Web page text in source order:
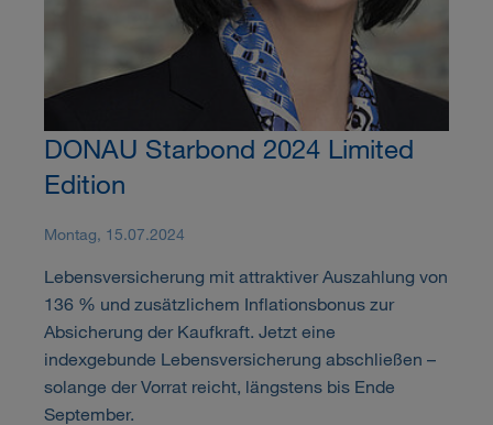
DONAU Starbond 2024 Limited
Edition
Montag, 15.07.2024
Lebensversicherung mit attraktiver Auszahlung von
136 % und zusätzlichem Inflationsbonus zur
Absicherung der Kaufkraft. Jetzt eine
indexgebunde Lebensversicherung abschließen –
solange der Vorrat reicht, längstens bis Ende
September.